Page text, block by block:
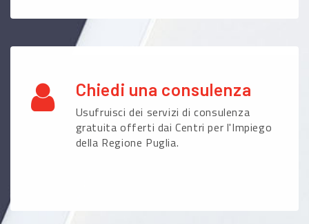
Chiedi una consulenza
Usufruisci dei servizi di consulenza
gratuita offerti dai Centri per l'Impiego
della Regione Puglia.